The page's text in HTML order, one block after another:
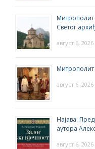
Митрополит
Светог
август 6, 2026
август 6, 2026
Најава:
аутора
август 6, 2026